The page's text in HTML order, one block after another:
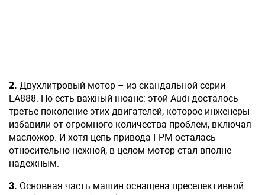
2. Двухлитровый мотор – из скандальной серии
ЕА888. Но есть важный нюанс: этой Audi досталось
третье поколение этих двигателей, которое инженеры
избавили от огромного количества проблем, включая
масложор. И хотя цепь привода ГРМ осталась
относительно нежной, в целом мотор стал вполне
надёжным.
3. Основная часть машин оснащена преселективной